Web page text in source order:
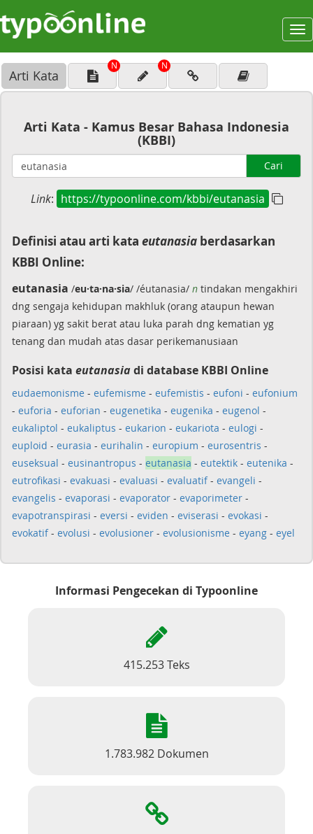
Arti Kata
N N
Arti Kata - Kamus Besar Bahasa Indonesia
(KBBI)
Cari
Link: https://typoonline.com/kbbi/eutanasia
Definisi atau arti kata eutanasia berdasarkan
KBBI Online:
eutanasia /eu·ta·na·sia/ /éutanasia/ n tindakan mengakhiri
dng sengaja kehidupan makhluk (orang ataupun hewan
piaraan) yg sakit berat atau luka parah dng kematian yg
tenang dan mudah atas dasar perikemanusiaan
Posisi kata eutanasiadi database KBBI Online
eudaemonisme - eufemisme - eufemistis - eufoni - eufonium
- euforia - euforian - eugenetika - eugenika - eugenol -
eukaliptol - eukaliptus - eukarion - eukariota - eulogi -
euploid - eurasia - eurihalin - europium - eurosentris -
euseksual - eusinantropus - eutanasia - eutektik - eutenika -
eutrofikasi - evakuasi - evaluasi - evaluatif- evangeli -
evangelis - evaporasi - evaporator - evaporimeter -
evapotranspirasi - eversi - eviden - eviserasi - evokasi -
evokatif- evolusi - evolusioner - evolusionisme - eyang - eyel
Informasi Pengecekan di Typoonline
415.253 Teks
1.783.982 Dokumen